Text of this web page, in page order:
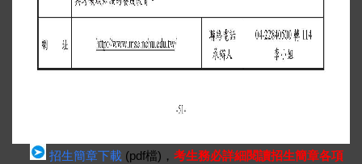
招生簡章下載 (pdf檔)， 考生務必詳細閱讀招生簡章各項